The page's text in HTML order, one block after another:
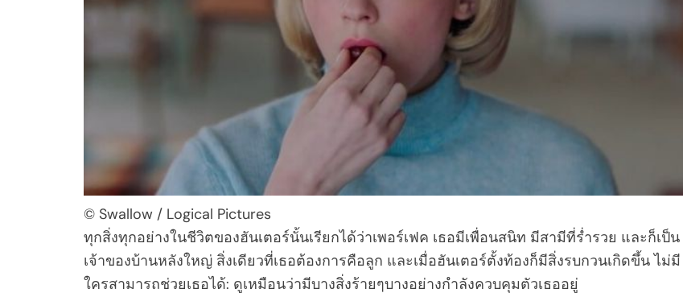
© Swallow / Logical Pictures
ทุกสิ่งทุกอย่างในชีวิตของฮันเตอร์นั้นเรียกได้ว่าเพอร์เฟค เธอมีเพื่อนสนิท มีสามีที่ร่ำรวย และก็เป็น
เจ้าของบ้านหลังใหญ่ สิ่งเดียวที่เธอต้องการคือลูก และเมื่อฮันเตอร์ตั้งท้องก็มีสิ่งรบกวนเกิดขึ้น ไม่มี
ใครสามารถช่วยเธอได้: ดูเหมือนว่ามีบางสิ่งร้ายๆบางอย่างกำลังควบคุมตัวเธออยู่